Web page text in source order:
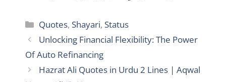
Categories
Quotes, Shayari, Status
Unlocking Financial Flexibility: The Power
Of Auto Refinancing
Hazrat Ali Quotes in Urdu 2 Lines | Aqwal